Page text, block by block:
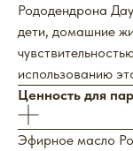
Рододендрона
дети, домашние
использованию
Ценность для
Эфирное масло